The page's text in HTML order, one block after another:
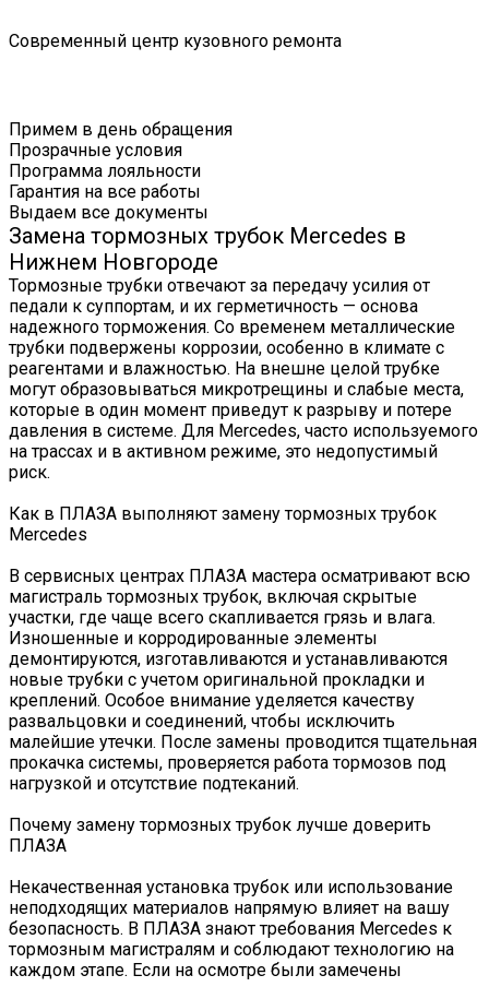
Современный центр кузовного ремонта
Примем в день обращения
Прозрачные условия
Программа лояльности
Гарантия на все работы
Выдаем все документы
Замена тормозных трубок Mercedes в
Нижнем Новгороде
Тормозные трубки отвечают за передачу усилия от
педали к суппортам, и их герметичность — основа
надежного торможения. Со временем металлические
трубки подвержены коррозии, особенно в климате с
реагентами и влажностью. На внешне целой трубке
могут образовываться микротрещины и слабые места,
которые в один момент приведут к разрыву и потере
давления в системе. Для Mercedes, часто используемого
на трассах и в активном режиме, это недопустимый
риск.
Как в ПЛАЗА выполняют замену тормозных трубок
Mercedes
В сервисных центрах ПЛАЗА мастера осматривают всю
магистраль тормозных трубок, включая скрытые
участки, где чаще всего скапливается грязь и влага.
Изношенные и корродированные элементы
демонтируются, изготавливаются и устанавливаются
новые трубки с учетом оригинальной прокладки и
креплений. Особое внимание уделяется качеству
развальцовки и соединений, чтобы исключить
малейшие утечки. После замены проводится тщательная
прокачка системы, проверяется работа тормозов под
нагрузкой и отсутствие подтеканий.
Почему замену тормозных трубок лучше доверить
ПЛАЗА
Некачественная установка трубок или использование
неподходящих материалов напрямую влияет на вашу
безопасность. В ПЛАЗА знают требования Mercedes к
тормозным магистралям и соблюдают технологию на
каждом этапе. Если на осмотре были замечены